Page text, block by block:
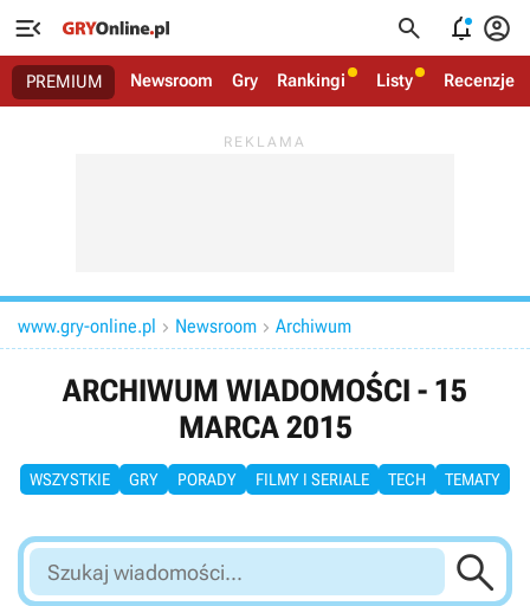
   
PREMIUM Newsroom Gry Rankingi Listy Recenzje
www.gry-online.pl  Newsroom  Archiwum
ARCHIWUM WIADOMOŚCI - 15
MARCA 2015
WSZYSTKIE GRY PORADY FILMY I SERIALE TECH TEMATY
Szukaj
wiadomości...
